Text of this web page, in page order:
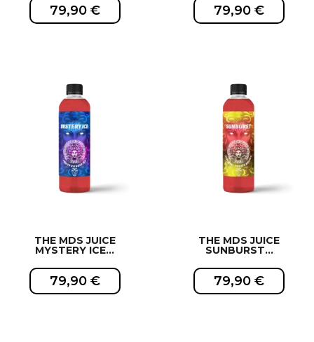
79,90 €
EXCLUSIVITÉ WEB !
79,90 €
EXCLUSIVITÉ WEB !
THE MDS JUICE
MYSTERY ICE...
79,90 €
THE MDS JUICE
SUNBURST...
79,90 €